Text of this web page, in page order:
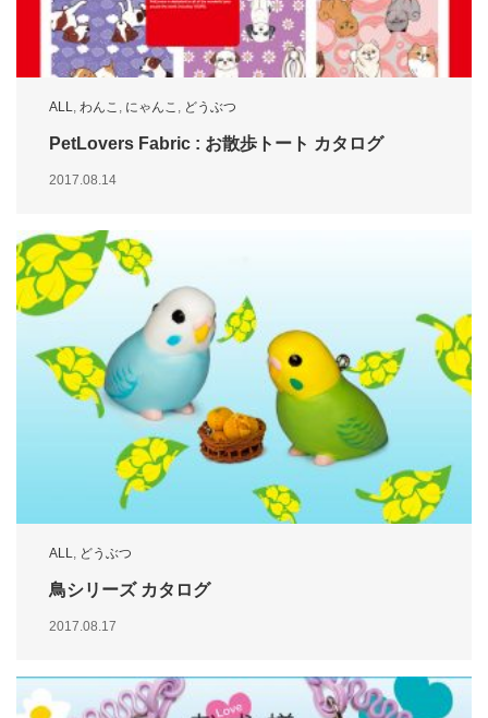
ALL わんこ にゃんこ どうぶつ
PetLovers Fabric : お散歩トート カタログ
2017.08.14
ALL, どうぶつ
鳥シリーズ カタログ
2017.08.17